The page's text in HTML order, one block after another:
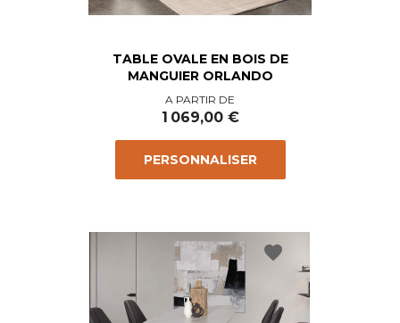
TABLE OVALE EN BOIS DE
MANGUIER ORLANDO
Prix
A PARTIR DE
1 069,00 €
PERSONNALISER
favorite